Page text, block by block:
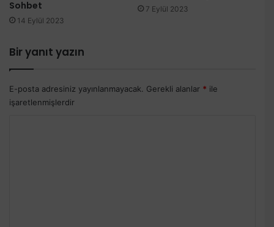
Sohbet
14 Eylül 2023
7 Eylül 2023
Bir yanıt yazın
E-posta adresiniz yayınlanmayacak. Gerekli alanlar * ile
işaretlenmişlerdir